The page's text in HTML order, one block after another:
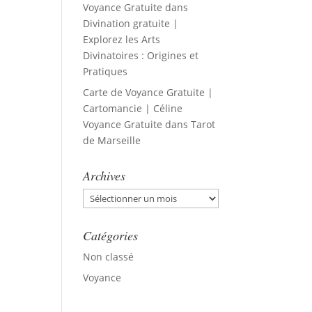
Voyance Gratuite dans
Divination gratuite |
Explorez les Arts
Divinatoires : Origines et
Pratiques
Carte de Voyance Gratuite |
Cartomancie | Céline
Voyance Gratuite dansTarot
de Marseille
Archives
Archives
Catégories
Non classé
Voyance